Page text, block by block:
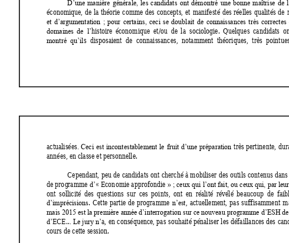
D’une manière générale, les candidats ont démontré une bonne maîtrise de
économique, de la théorie comme des concepts, et manifesté des réelles qualités de
et d’argumentation ; pour certains, ceci se doublait de connaissances très correctes
domaines de  l’histoire économique  et/ou de la  sociologie. Quelques candidats
montré qu’ils disposaient de connaissances, notamment théoriques, très pointu
actualisées. Ceci est incontestablement le fruit d’une préparation très pertinente,
années, en classe et personnelle.
Cependant, peu de candidats ont cherché à mobiliser des outils contenus
de programme d’« Economie approfondie » ; ceux qui l’ont fait, ou ceux qui, par leur
ont sollicité des questions sur ces points, ont  en réalité révélé beaucoup de
d’imprécisions. Cette partie de programme n’est, actuellement, pas suffisamment
mais 2015 est la première année d’interrogation sur ce nouveau programme d’ESH
d’ECE... Le jury n’a, en conséquence, pas souhaité pénaliser les défaillances des
cours de cette session.